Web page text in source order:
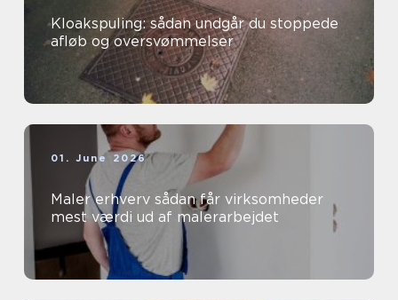
Kloakspuling: sådan undgår du stoppede
afløb og oversvømmelser
01. June 2026
Maler erhverv sådan får virksomheder
mest værdi ud af malerarbejdet